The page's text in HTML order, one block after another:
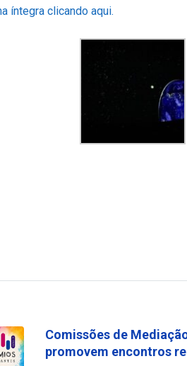
íntegra clicando aqui.
Comissões de
promovem encontros